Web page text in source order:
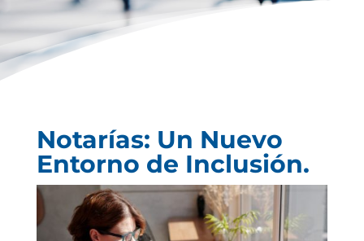
Notarías: Un Nuevo
Entorno de Inclusión.